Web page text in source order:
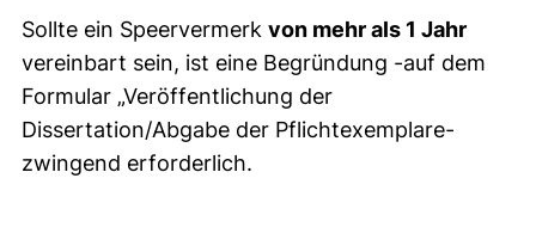
Sollte ein Speervermerk von mehr als 1 Jahr
vereinbart sein, ist eine Begründung -auf dem
Formular „Veröffentlichung der
Dissertation/Abgabe der Pflichtexemplare-
zwingend erforderlich.